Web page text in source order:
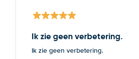
Ik zie geen verbetering.
Ik zie geen verbetering.